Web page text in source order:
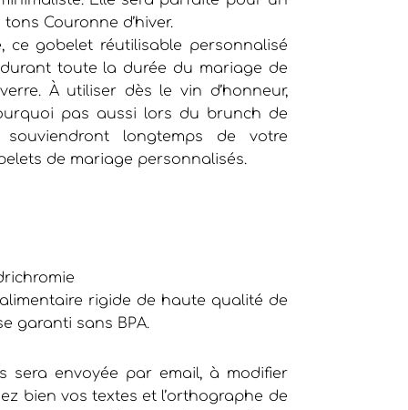
Couronne d’hiver.
ce gobelet réutilisable personnalisé
toute la durée du mariage de
À utiliser dès le vin d’honneur,
pas aussi lors du brunch de
longtemps de votre
de mariage personnalisés.
rigide de haute qualité de
garanti sans BPA.
sera envoyée par email, à modifier
bien vos textes et l’orthographe de